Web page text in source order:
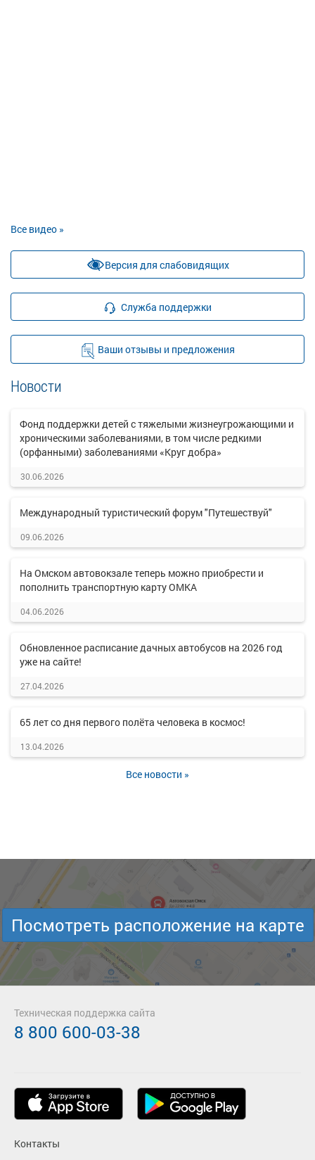
Все видео »
Версия для слабовидящих
Служба поддержки
Ваши отзывы и предложения
Новости
Фонд поддержки детей с тяжелыми жизнеугрожающими и
хроническими заболеваниями, в том числе редкими
(орфанными) заболеваниями «Круг добра»
30.06.2026
Международный туристический форум "Путешествуй"
09.06.2026
На Омском автовокзале теперь можно приобрести и
пополнить транспортную карту ОМКА
04.06.2026
Обновленное расписание дачных автобусов на 2026 год
уже на сайте!
27.04.2026
65 лет со дня первого полёта человека в космос!
13.04.2026
Все новости »
Посмотреть расположение на карте
Контакты
Техническая поддержка сайта
8 800 600-03-38